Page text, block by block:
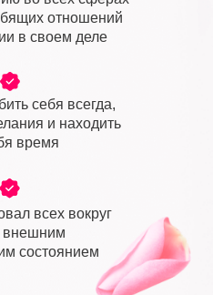
себя всегда,
и находить
время
отношений
в своем деле
всех вокруг
внешним
состоянием